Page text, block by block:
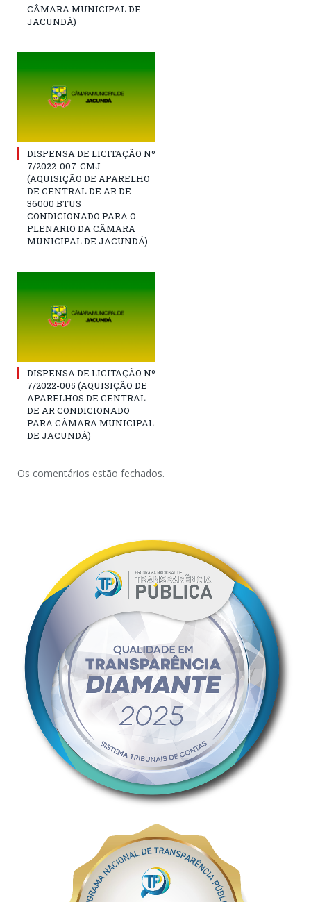
CÂMARA MUNICIPAL DE
JACUNDÁ)
DISPENSA DE LICITAÇÃO Nº
7/2022-007-CMJ
(AQUISIÇÃO DE APARELHO
DE CENTRAL DE AR DE
36000 BTUS
CONDICIONADO PARA O
PLENARIO DA CÂMARA
MUNICIPAL DE JACUNDÁ)
DISPENSA DE LICITAÇÃO Nº
7/2022-005 (AQUISIÇÃO DE
APARELHOS DE CENTRAL
DE AR CONDICIONADO
PARA CÂMARA MUNICIPAL
DE JACUNDÁ)
Os comentários estão fechados.